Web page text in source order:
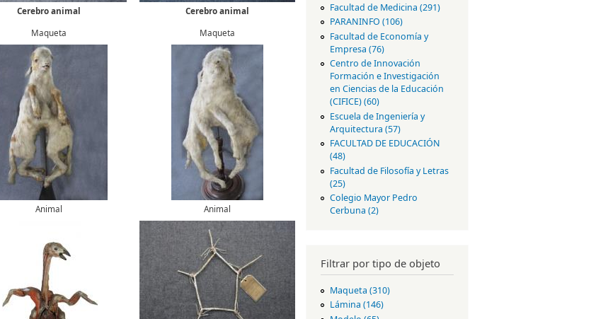
Cerebro animal
Maqueta
Cerebro animal
Maqueta
Animal Animal
Facultad de Medicina (291)Apply
PARANINFO (106)Apply
PARANINFO
Facultad de Economía y
Empresa (76)Apply Facultad de
Economía y Empresa
filter
Centro de Innovación
Formación e Investigación
en Ciencias de la Educación
(CIFICE) (60)Apply Centro de
Innovación
Formación e
Investigación en
Educación (CIFICE)
filter
Escuela de Ingeniería y
Arquitectura (57)Apply Escuela de
Ingeniería y
filter
FACULTAD DE EDUCACIÓN
(48)Apply FACULTAD DE
EDUCACIÓN filter
Facultad de Filosofía y Letras
(25)Apply Facultad de Filosofía y
Letras filter
Colegio Mayor Pedro
Cerbuna (2)Apply Colegio Mayor
Filtrar por tipo de objeto
Maqueta (310)Apply Maqueta
Lámina (146)Apply Lámina filter